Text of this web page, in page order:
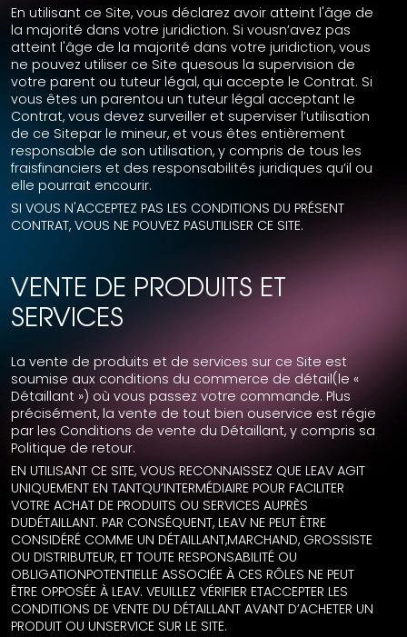
En utilisant ce Site, vous déclarez avoir atteint l'âge de
la majorité dans votre juridiction. Si vousn’avez pas
atteint l'âge de la majorité dans votre juridiction, vous
ne pouvez utiliser ce Site quesous la supervision de
votre parent ou tuteur légal, qui accepte le Contrat. Si
vous êtes un parentou un tuteur légal acceptant le
Contrat, vous devez surveiller et superviser l’utilisation
de ce Sitepar le mineur, et vous êtes entièrement
responsable de son utilisation, y compris de tous les
fraisfinanciers et des responsabilités juridiques qu’il ou
elle pourrait encourir.
SI VOUS N'ACCEPTEZ PAS LES CONDITIONS DU PRÉSENT
CONTRAT, VOUS NE POUVEZ PASUTILISER CE SITE.
VENTE DE PRODUITS ET
SERVICES
La vente de produits et de services sur ce Site est
soumise aux conditions du commerce de détail(le «
Détaillant ») où vous passez votre commande. Plus
précisément, la vente de tout bien ouservice est régie
par les Conditions de vente du Détaillant, y compris sa
Politique de retour.
EN UTILISANT CE SITE, VOUS RECONNAISSEZ QUE LEAV AGIT
UNIQUEMENT EN TANTQU’INTERMÉDIAIRE POUR FACILITER
VOTRE ACHAT DE PRODUITS OU SERVICES AUPRÈS
DUDÉTAILLANT. PAR CONSÉQUENT, LEAV NE PEUT ÊTRE
CONSIDÉRÉ COMME UN DÉTAILLANT,MARCHAND, GROSSISTE
OU DISTRIBUTEUR, ET TOUTE RESPONSABILITÉ OU
OBLIGATIONPOTENTIELLE ASSOCIÉE À CES RÔLES NE PEUT
ÊTRE OPPOSÉE À LEAV. VEUILLEZ VÉRIFIER ETACCEPTER LES
CONDITIONS DE VENTE DU DÉTAILLANT AVANT D’ACHETER UN
PRODUIT OU UNSERVICE SUR LE SITE.